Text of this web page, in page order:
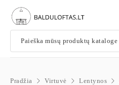
Pradžia Virtuvė Lentynos